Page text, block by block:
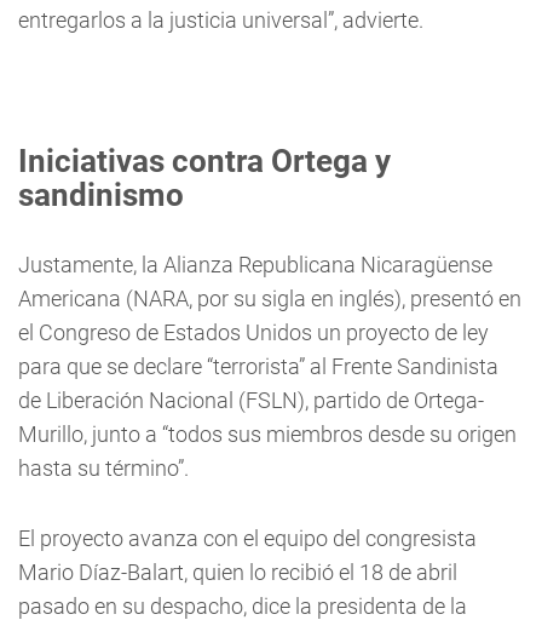
entregarlos a la justicia universal”, advierte.
Iniciativas contra Ortega y
sandinismo
Justamente, la Alianza Republicana Nicaragüense
Americana (NARA, por su sigla en inglés), presentó en
el Congreso de Estados Unidos un proyecto de ley
para que se declare “terrorista” al Frente Sandinista
de Liberación Nacional (FSLN), partido de Ortega-
Murillo, junto a “todos sus miembros desde su origen
hasta su término”.
El proyecto avanza con el equipo del congresista
Mario Díaz-Balart, quien lo recibió el 18 de abril
pasado en su despacho, dice la presidenta de la